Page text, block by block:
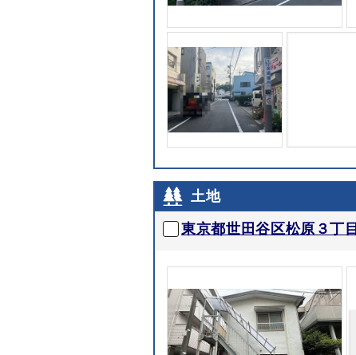
土地
東京都世田谷区松原３丁目